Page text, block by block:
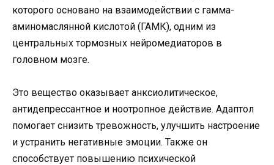
которого основано на взаимодействии с гамма-
аминомаслянной кислотой (ГАМК), одним из
центральных тормозных нейромедиаторов в
головном мозге.
Это вещество оказывает анксиолитическое,
антидепрессантное и ноотропное действие. Адаптол
помогает снизить тревожность, улучшить настроение
и устранить негативные эмоции. Также он
способствует повышению психической